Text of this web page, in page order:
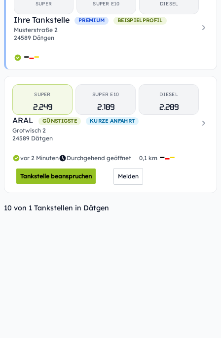
SUPER SUPER E10 DIESEL
Ihre Tankstelle PREMIUM BEISPIELPROFIL
Musterstraße 2
24589 Dätgen
SUPER
2.249
SUPER E10
2.189
DIESEL
2.289
ARAL
GÜNSTIGSTE KURZE ANFAHRT
Grotwisch 2
24589 Dätgen
vor 2 Minuten Durchgehend geöffnet 0,1 km
Tankstelle beanspruchen Melden
10 von 1 Tankstellen in Dätgen